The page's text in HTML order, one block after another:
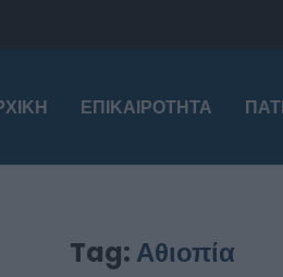
ΕΠΙΚΑΙΡΌΤΗΤΑ
Tag: Αθιοπία